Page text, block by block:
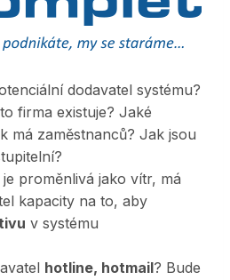
dodavatel systému?
firma existuje? Jaké
má zaměstnanců? Jak jsou
je proměnlivá jako vítr, má
kapacity na to, aby
v systému
hotline, hotmail? Bude